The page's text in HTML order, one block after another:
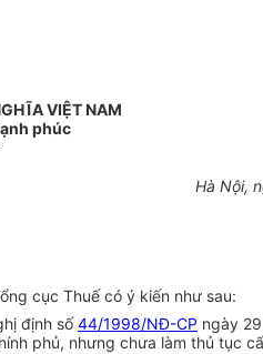
VIỆT NAM
phúc
Hà Nội,
cục Thuế có ý kiến như sau:
định số44/1998/NĐ-CP ngày
phủ, nhưng chưa làm thủ tục